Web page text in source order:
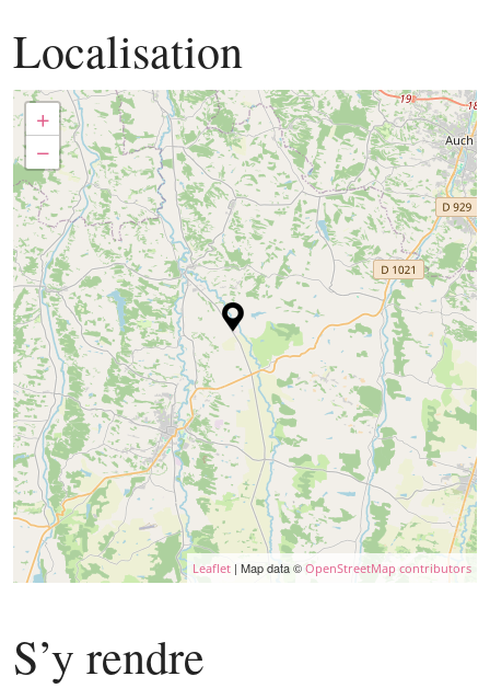
Localisation
+
−
Leaflet | Map data © OpenStreetMap contributors
S’y rendre